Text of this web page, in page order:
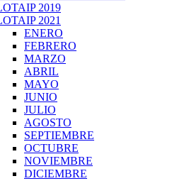
2019
2021
ENERO
FEBRERO
MARZO
ABRIL
MAYO
JUNIO
JULIO
AGOSTO
SEPTIEMBRE
OCTUBRE
NOVIEMBRE
DICIEMBRE